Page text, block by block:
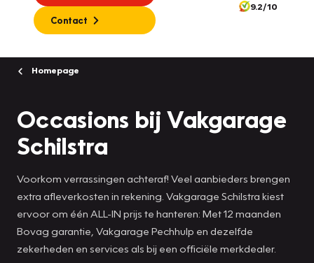
Contact
9.2/10
Homepage
Occasions bij Vakgarage
Schilstra
Voorkom verrassingen achteraf! Veel aanbieders brengen
extra afleverkosten in rekening. Vakgarage Schilstra kiest
ervoor om één ALL-IN prijs te hanteren: Met 12 maanden
Bovag garantie, Vakgarage Pechhulp en dezelfde
zekerheden en services als bij een officiële merkdealer.